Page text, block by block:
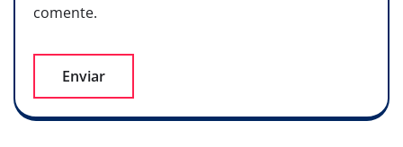
comente.